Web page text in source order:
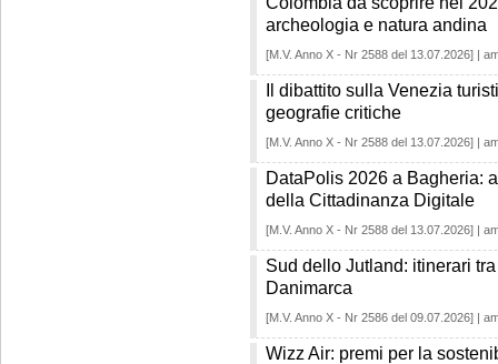
archeologia e natura andina
[M.V. Anno X - Nr 2588 del 13.07.2026] |
Il dibattito sulla Venezia
geografie critiche
[M.V. Anno X - Nr 2588 del 13.07.2026] |
DataPolis 2026 a Bagheria:
della Cittadinanza Digitale
[M.V. Anno X - Nr 2588 del 13.07.2026] |
Sud dello Jutland: itinerari
Danimarca
[M.V. Anno X - Nr 2586 del 09.07.2026] |
Wizz Air: premi per la